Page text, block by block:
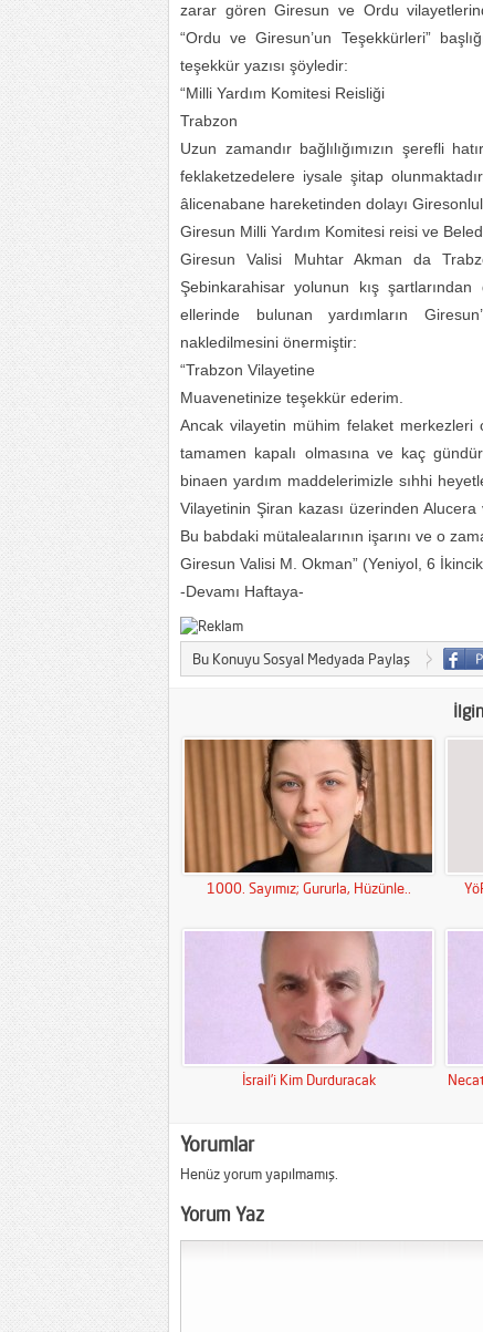
zarar gören Giresun ve Ordu
“Ordu ve Giresun’un Teşekkürleri”
teşekkür yazısı şöyledir:
“Milli Yardım Komitesi Reisliği
Trabzon
Uzun zamandır bağlılığımızın şerefli
feklaketzedelere iysale şitap
âlicenabane hareketinden dolayı
Giresun Milli Yardım Komitesi reisi ve
Giresun Valisi Muhtar Akman da
Şebinkarahisar yolunun kış
ellerinde bulunan yardımların
nakledilmesini önermiştir:
“Trabzon Vilayetine
Muavenetinize teşekkür ederim.
Ancak vilayetin mühim felaket merkezleri
tamamen kapalı olmasına ve kaç
binaen yardım maddelerimizle sıhhi
Vilayetinin Şiran kazası üzerinden
Bu babdaki mütalealarının işarını ve o
Giresun Valisi M. Okman” (Yeniyol, 6
-Devamı Haftaya-
Bu Konuyu Sosyal Medyada Paylaş
1000. Sayımız; Gururla, Hüzünle..
İsrail’i Kim Durduracak
Yorumlar
Henüz yorum yapılmamış.
Yorum Yaz